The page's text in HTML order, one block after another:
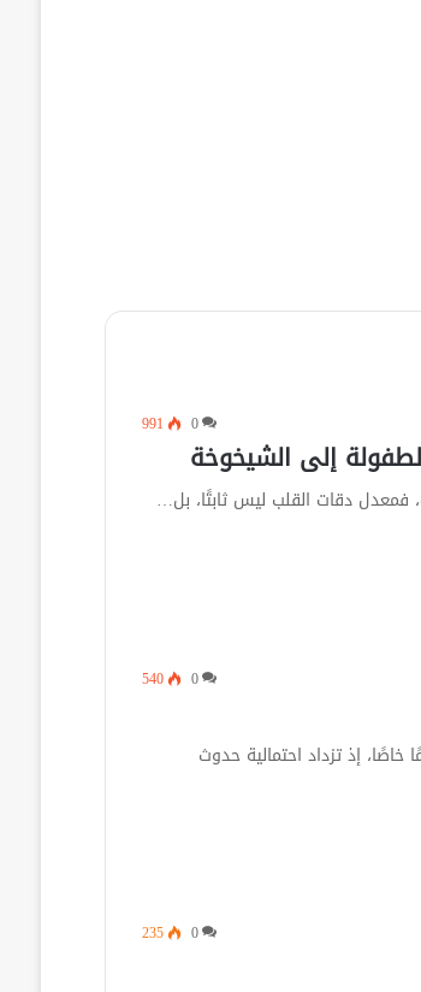
0
991
إلى الشيخوخة
دقات القلب ليس ثابتًا، بل…
0
540
إذ تزداد احتمالية حدوث
0
235